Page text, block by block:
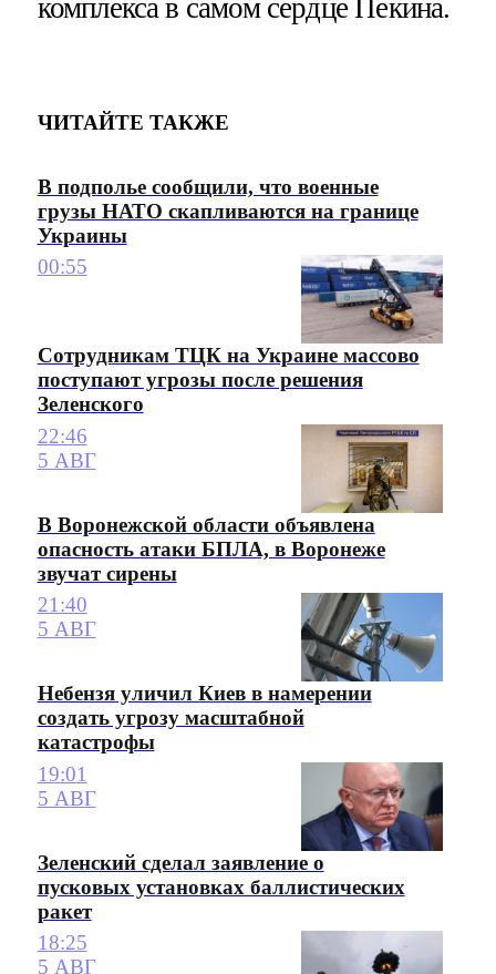
комплекса в самом сердце Пекина.
ЧИТАЙТЕ ТАКЖЕ
В подполье сообщили, что военные
грузы НАТО скапливаются на границе
Украины
00:55
Сотрудникам ТЦК на Украине массово
поступают угрозы после решения
Зеленского
22:46
5 АВГ
В Воронежской области объявлена
опасность атаки БПЛА, в Воронеже
звучат сирены
21:40
5 АВГ
Небензя уличил Киев в намерении
создать угрозу масштабной
катастрофы
19:01
5 АВГ
Зеленский сделал заявление о
пусковых установках баллистических
ракет
18:25
5 АВГ